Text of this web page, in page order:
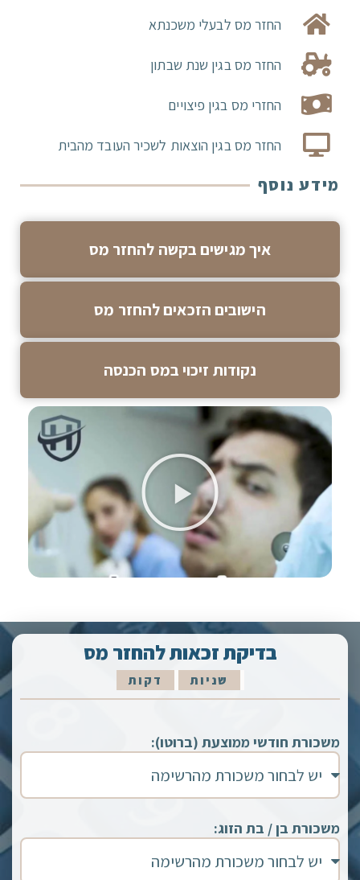
החזר מס לבעלי משכנתא
החזר מס בגין שנת שבתון
החזרי מס בגין פיצויים
החזר מס בגין הוצאות לשכיר העובד מהבית
מידע נוסף
איך מגישים בקשה להחזר מס
הישובים הזכאים להחזר מס
נקודות זיכוי במס הכנסה
בדיקת זכאות להחזר מס
דקות שניות
משכורת חודשי ממוצעת (ברוטו):
משכורת בן / בת הזוג: